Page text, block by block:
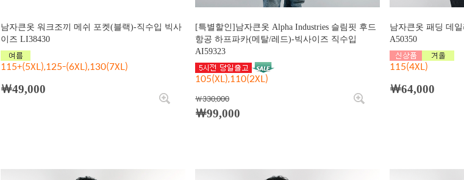
남자큰옷 워크조끼 메쉬 포켓(블랙)-직수입 빅사
이즈 LI38430
115+(5XL),125-(6XL),130(7XL)
￦49,000
[특별할인]남자큰옷 Alpha Industries 슬림핏 후드
항공 하프파카(메탈/레드)-빅사이즈 직수입
AI59323
105(XL),110(2XL)
￦330,000
￦99,000
남자큰옷 패딩 데
A50350
115(4XL)
￦64,000